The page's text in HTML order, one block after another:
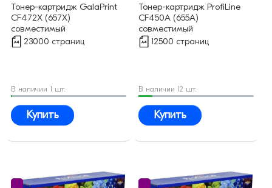
Тонер-картридж GalaPrint
CF472X (657X)
совместимый
23000 страниц
В наличии 1 шт.
Купить
Тонер-картридж ProfiLine
CF450A (655A)
совместимый
12500 страниц
В наличии 12 шт.
Купить